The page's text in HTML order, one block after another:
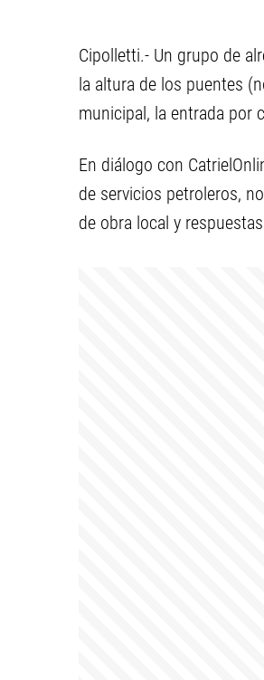
Cipolletti.- Un grupo de
la altura de los puentes
municipal, la entrada por
En diálogo con
de servicios petroleros,
de obra local y